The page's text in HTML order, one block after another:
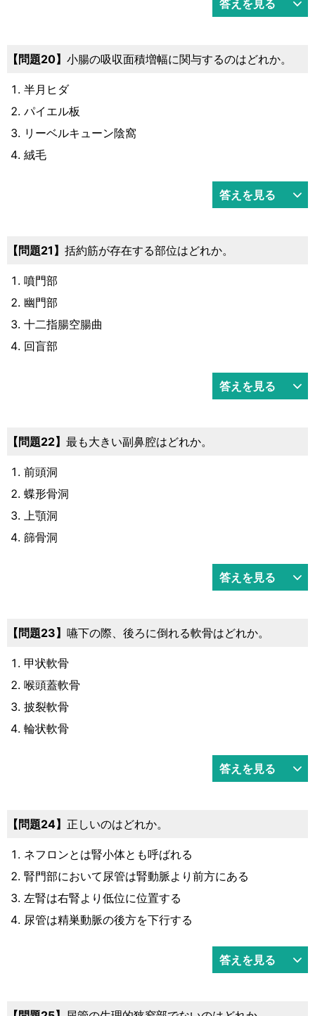
答えを見る
20 小腸の吸収面積増幅に関与するのはどれか。
半月ヒダ
パイエル板
リーベルキューン陰窩
絨毛
答えを見る
21 括約筋が存在する部位はどれか。
噴門部
幽門部
十二指腸空腸曲
回盲部
答えを見る
22 最も大きい副鼻腔はどれか。
前頭洞
蝶形骨洞
上顎洞
篩骨洞
答えを見る
23 嚥下の際、後ろに倒れる軟骨はどれか。
甲状軟骨
喉頭蓋軟骨
披裂軟骨
輪状軟骨
答えを見る
24 正しいのはどれか。
ネフロンとは腎小体とも呼ばれる
腎門部において尿管は腎動脈より前方にある
左腎は右腎より低位に位置する
尿管は精巣動脈の後方を下行する
答えを見る